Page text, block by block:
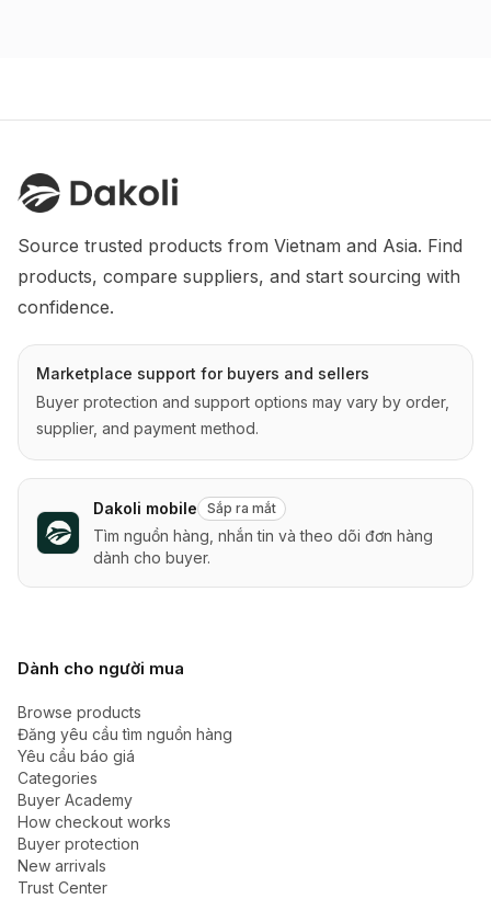
Source trusted products from Vietnam and Asia. Find
products, compare suppliers, and start sourcing with
confidence.
Marketplace support for buyers and sellers
Buyer protection and support options may vary by order,
supplier, and payment method.
Dakoli mobile Sắp ra mắt
Tìm nguồn hàng, nhắn tin và theo dõi đơn hàng
dành cho buyer.
Dành cho người mua
Browse products
Đăng yêu cầu tìm nguồn hàng
Yêu cầu báo giá
Categories
Buyer Academy
How checkout works
Buyer protection
New arrivals
Trust Center